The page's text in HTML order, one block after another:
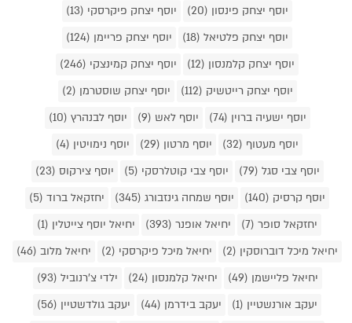
יוסף יצחק פינסון (20)
יוסף יצחק פיקרסקי (13)
יוסף יצחק פלטיאל (18)
יוסף יצחק פריימן (124)
יוסף יצחק קלמנסון (12)
יוסף יצחק קמינצקי (246)
יוסף יצחק רייטשיק (112)
יוסף יצחק שוסטרמן (2)
יוסף ישעיה ברוין (74)
יוסף לאש (9)
יוסף לבנהרץ (10)
יוסף מעטוף (32)
יוסף מרטון (29)
יוסף נימויטין (4)
יוסף צבי סגל (79)
יוסף צבי קוטלרסקי (5)
יוסף צירקוס (23)
יוסף קרסיק (140)
יוסף שמחה גינזבורג (345)
יחזקאל ברוד (5)
יחזקאל סופר (7)
יחיאל אופנר (393)
יחיאל יוסף צייטלין (1)
יחיאל מיכל דוברוסקין (2)
יחיאל מיכל פיקרסקי (2)
יחיאל מלוב (46)
יחיאל פליישמן (49)
יחיאל קלמנסון (24)
ילדי צ'רנוביל (93)
יעקב אורנשטיין (1)
יעקב בידרמן (44)
יעקב גולדשטיין (56)